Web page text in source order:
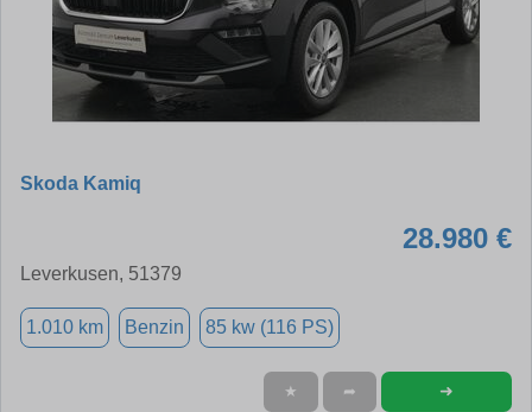
Skoda Kamiq
28.980 €
Leverkusen, 51379
1.010 km Benzin 85 kw (116 PS)
★ ➦ ➜